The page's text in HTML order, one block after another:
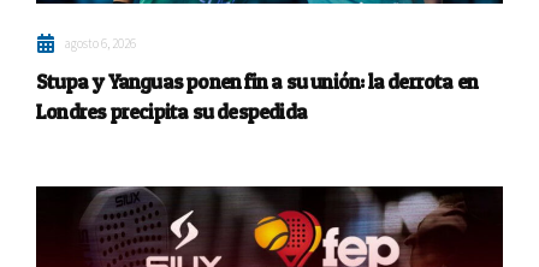
agosto 6, 2026
Stupa y Yanguas ponen fin a su unión: la derrota en
Londres precipita su despedida